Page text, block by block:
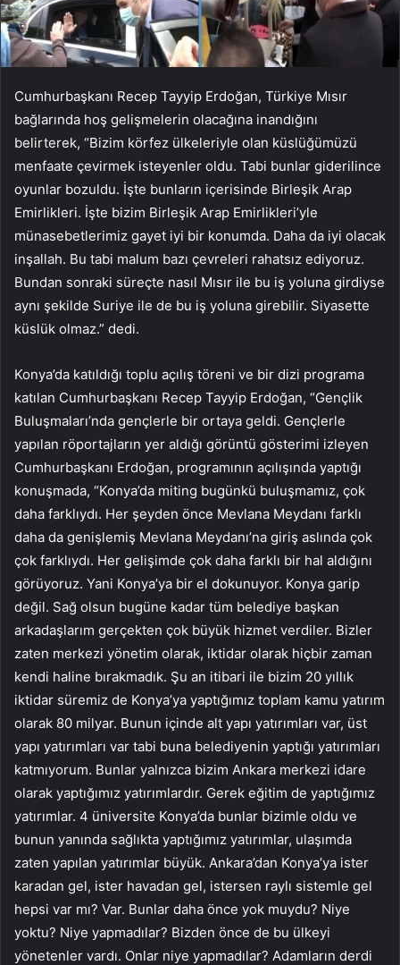
Cumhurbaşkanı Recep Tayyip Erdoğan, Türkiye Mısır
bağlarında hoş gelişmelerin olacağına inandığını
belirterek, “Bizim körfez ülkeleriyle olan küslüğümüzü
menfaate çevirmek isteyenler oldu. Tabi bunlar giderilince
oyunlar bozuldu. İşte bunların içerisinde Birleşik Arap
Emirlikleri. İşte bizim Birleşik Arap Emirlikleri’yle
münasebetlerimiz gayet iyi bir konumda. Daha da iyi olacak
inşallah. Bu tabi malum bazı çevreleri rahatsız ediyoruz.
Bundan sonraki süreçte nasıl Mısır ile bu iş yoluna girdiyse
aynı şekilde Suriye ile de bu iş yoluna girebilir. Siyasette
küslük olmaz.” dedi.
Konya’da katıldığı toplu açılış töreni ve bir dizi programa
katılan Cumhurbaşkanı Recep Tayyip Erdoğan, “Gençlik
Buluşmaları’nda gençlerle bir ortaya geldi. Gençlerle
yapılan röportajların yer aldığı görüntü gösterimi izleyen
Cumhurbaşkanı Erdoğan, programının açılışında yaptığı
konuşmada, “Konya’da miting bugünkü buluşmamız, çok
daha farklıydı. Her şeyden önce Mevlana Meydanı farklı
daha da genişlemiş Mevlana Meydanı’na giriş aslında çok
çok farklıydı. Her gelişimde çok daha farklı bir hal aldığını
görüyoruz. Yani Konya’ya bir el dokunuyor. Konya garip
değil. Sağ olsun bugüne kadar tüm belediye başkan
arkadaşlarım gerçekten çok büyük hizmet verdiler. Bizler
zaten merkezi yönetim olarak, iktidar olarak hiçbir zaman
kendi haline bırakmadık. Şu an itibari ile bizim 20 yıllık
iktidar süremiz de Konya’ya yaptığımız toplam kamu yatırım
olarak 80 milyar. Bunun içinde alt yapı yatırımları var, üst
yapı yatırımları var tabi buna belediyenin yaptığı yatırımları
katmıyorum. Bunlar yalnızca bizim Ankara merkezi idare
olarak yaptığımız yatırımlardır. Gerek eğitim de yaptığımız
yatırımlar. 4 üniversite Konya’da bunlar bizimle oldu ve
bunun yanında sağlıkta yaptığımız yatırımlar, ulaşımda
zaten yapılan yatırımlar büyük. Ankara’dan Konya’ya ister
karadan gel, ister havadan gel, istersen raylı sistemle gel
hepsi var mı? Var. Bunlar daha önce yok muydu? Niye
yoktu? Niye yapmadılar? Bizden önce de bu ülkeyi
yönetenler vardı. Onlar niye yapmadılar? Adamların derdi